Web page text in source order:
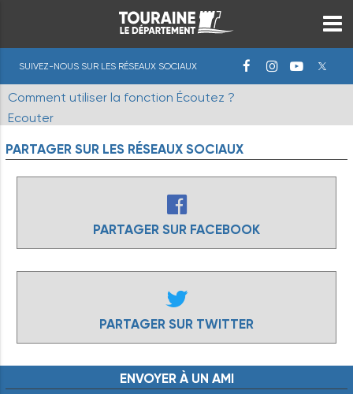
SUIVEZ-NOUS SUR LES RÉSEAUX SOCIAUX
Comment utiliser la fonction Écoutez ?
Ecouter
PARTAGER SUR LES RÉSEAUX SOCIAUX
PARTAGER SUR FACEBOOK
PARTAGER SUR TWITTER
ENVOYER À UN AMI